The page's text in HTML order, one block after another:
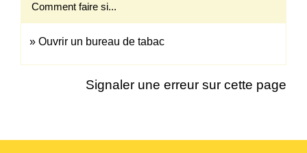
Comment faire si...
Ouvrir un bureau de tabac
Signaler une erreur sur cette page